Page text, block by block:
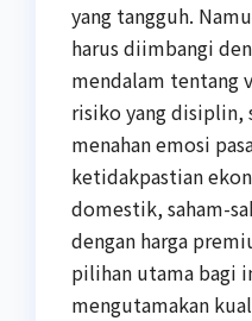
yang tangguh.
harus diimbangi
mendalam tentang
risiko yang disiplin,
menahan emosi
ketidakpastian
domestik, saham-
dengan harga
pilihan utama bagi
mengutamakan